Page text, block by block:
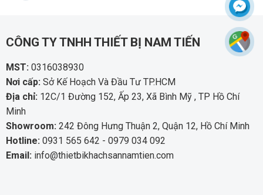
CÔNG TY TNHH THIẾT BỊ NAM TIẾN
MST: 0316038930
Nơi cấp: Sở Kế Hoạch Và Đầu Tư TP.HCM
Địa chỉ: 12C/1 Đường 152, Ấp 23, Xã Bình Mỹ , TP Hồ Chí
Minh
Showroom: 242 Đông Hưng Thuận 2, Quận 12, Hồ Chí Minh
Hotline: 0931 565 642 - 0979 034 092
Email: info@thietbikhachsannamtien.com